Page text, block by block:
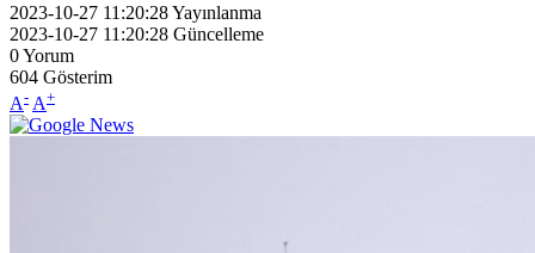
2023-10-27 11:20:28Yayınlanma
2023-10-27 11:20:28 Güncelleme
0Yorum
604 Gösterim
A- A+